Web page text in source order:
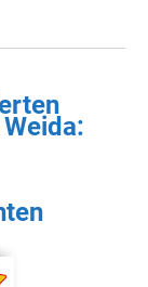
Weida: